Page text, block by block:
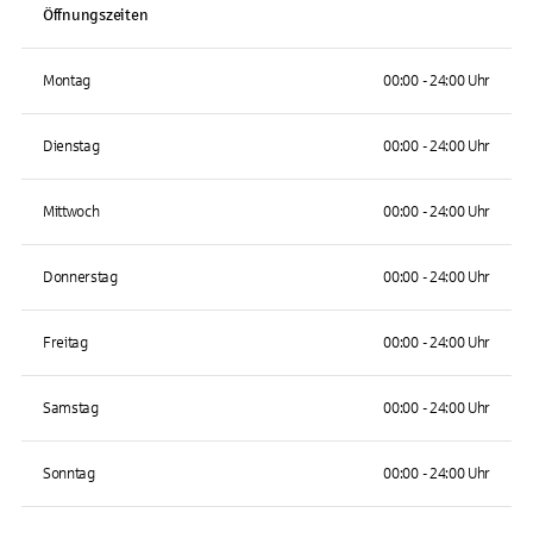
Öffnungszeiten
Montag 00:00 - 24:00 Uhr
Dienstag 00:00 - 24:00 Uhr
Mittwoch 00:00 - 24:00 Uhr
Donnerstag 00:00 - 24:00 Uhr
Freitag 00:00 - 24:00 Uhr
Samstag 00:00 - 24:00 Uhr
Sonntag 00:00 - 24:00 Uhr